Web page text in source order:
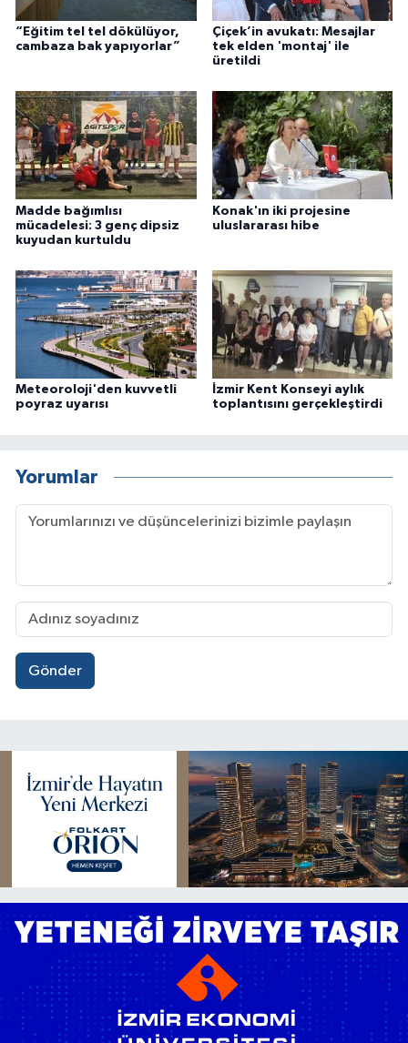
“Eğitim tel tel dökülüyor,
cambaza bak yapıyorlar”
Çiçek’in avukatı: Mesajlar
tek elden 'montaj' ile
üretildi
Madde bağımlısı
mücadelesi: 3 genç dipsiz
kuyudan kurtuldu
Konak'ın iki projesine
uluslararası hibe
Meteoroloji'den kuvvetli
poyraz uyarısı
İzmir Kent Konseyi aylık
toplantısını gerçekleştirdi
Yorumlar
Gönder